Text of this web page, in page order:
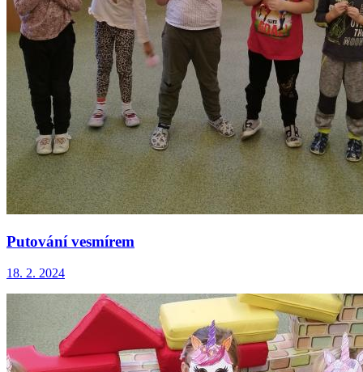
Putování vesmírem
18. 2. 2024